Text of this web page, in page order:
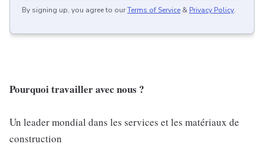
By signing up, you agree to ourTerms of Service & Privacy Policy.
Pourquoi travailler avec nous ?
Un leader mondial dans les services et les matériaux de
construction